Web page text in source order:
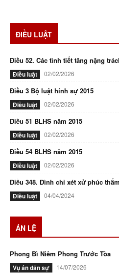
ĐIỀU LUẬT
Điều 52. Các tình tiết tăng nặng
Điều luật 02/02/2026
Điều 3 Bộ luật hính sự 2015
Điều luật 02/02/2026
Điều 51 BLHS năm 2015
Điều luật 02/02/2026
Điều 54 BLHS năm 2015
Điều luật 02/02/2026
Điều 348. Đình chỉ xét xử phúc thẩm
Điều luật 04/04/2024
ÁN LỆ
Phong Bì Niêm Phong Trước Tòa
Vụ án dân sự 14/07/2026